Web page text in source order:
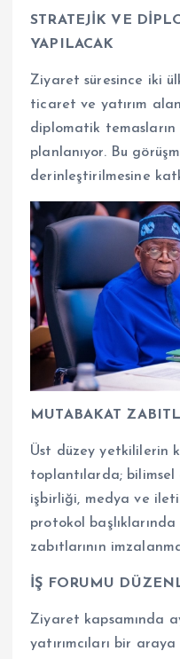
STRATEJİK VE
YAPILACAK
Ziyaret süresince iki
ticaret ve yatırım
diplomatik
planlanıyor. Bu
derinleştirilmesine
MUTABAKAT
Üst düzey yetkililerin
toplantılarda;
işbirliği, medya ve
protokol
zabıtlarının
İŞ FORUMU
Ziyaret kapsamında
yatırımcıları bir